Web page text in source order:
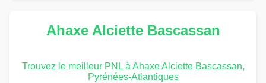
Ahaxe Alciette Bascassan
Trouvez le meilleur PNL à Ahaxe Alciette Bascassan,
Pyrénées-Atlantiques